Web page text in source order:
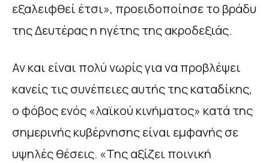
εξαλειφθεί έτσι», προειδοποίησε το βράδυ
της Δευτέρας η ηγέτης της ακροδεξιάς.
Αν και είναι πολύ νωρίς για να προβλέψει
κανείς τις συνέπειες αυτής της καταδίκης,
ο φόβος ενός «λαϊκού κινήματος» κατά της
σημερινής κυβέρνησης είναι εμφανής σε
υψηλές θέσεις. «Της αξίζει ποινική